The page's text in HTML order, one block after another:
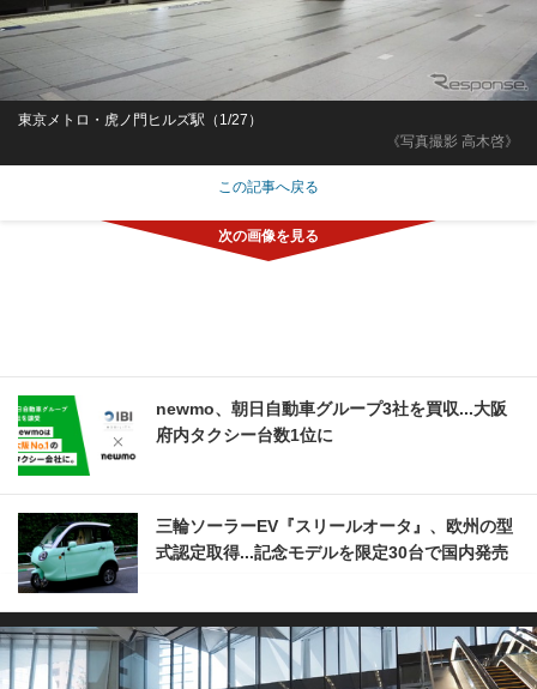
《写真撮影 高木啓》
東京メトロ・虎ノ門ヒルズ駅（1/27）
この記事へ戻る
newmo、朝日自動車グループ3社を買収...大阪
府内タクシー台数1位に
三輪ソーラーEV『スリールオータ』、欧州の型
式認定取得...記念モデルを限定30台で国内発売